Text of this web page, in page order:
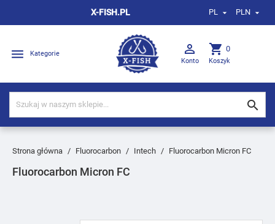
X-FISH.PL PL  PLN 
 Kategorie 
Konto
shopping_cart 0
Koszyk

Strona główna Fluorocarbon Intech Fluorocarbon Micron FC
Fluorocarbon Micron FC